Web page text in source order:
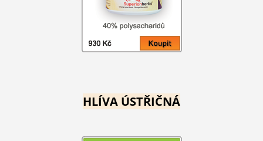
HLÍVA ÚSTŘIČNÁ